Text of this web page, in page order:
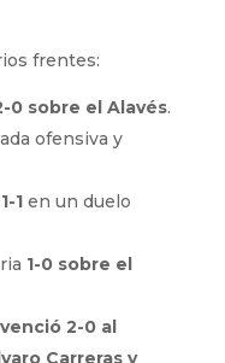
frentes:
0 sobre el Alavés.
ofensiva y
1-1en un duelo
1-0 sobre el
2-0 al
Carreras y